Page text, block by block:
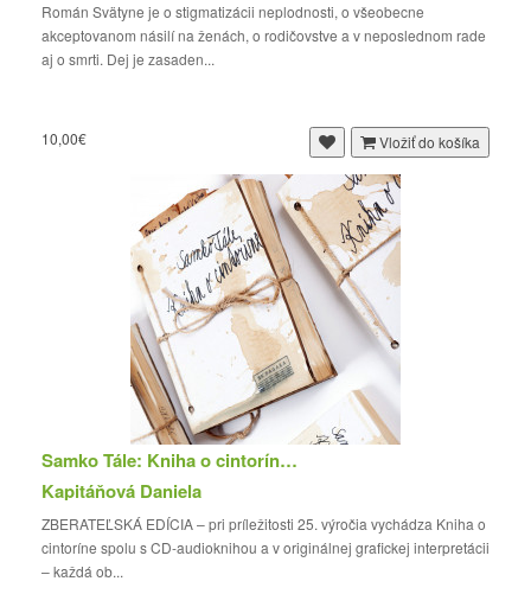
Román Svätyne je o stigmatizácii neplodnosti, o všeobecne
akceptovanom násilí na ženách, o rodičovstve a v neposlednom rade
aj o smrti. Dej je zasaden...
10,00€ Vložiť do košíka
Samko Tále: Kniha o cintoríne (zberateľská edíci...
Kapitáňová Daniela
ZBERATEĽSKÁ EDÍCIA – pri príležitosti 25. výročia vychádza Kniha o
cintoríne spolu s CD-audioknihou a v originálnej grafickej interpretácii
– každá ob...